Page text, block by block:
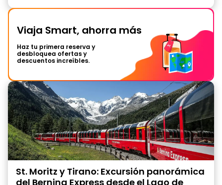
Viaja Smart, ahorra más
Haz tu primera reserva y
desbloquea ofertas y
descuentos increíbles.
St. Moritz y Tirano: Excursión panorámica
del Bernina Express desde el Lago de